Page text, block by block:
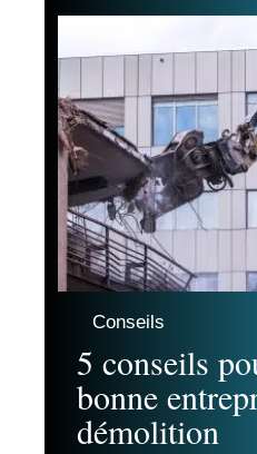
Conseils
5 conseils
bonne
démolition